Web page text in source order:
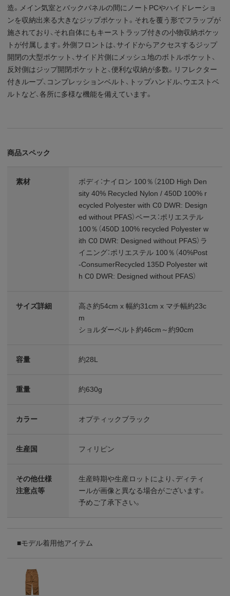
造。メイン気室とバックパネルの間にノートPCやハイドレーショ
ンを収納出来る大きなジップポケット。それを覆う形でフラップが
施されており、それ自体にもキーストラップ付きの小物収納ポケッ
トが付属します。外側フロントは、サイドからアクセスするジップ
開閉の大型ポケット、サイド片側にメッシュ地のボトルポケット、
反対側はジップ開閉ポケットと、便利な収納が多数。リフレクター
付きループ、コンプレッションベルト、トップハンドル、ウエストベ
ルトなど、各所に多様な機能を備えています。
商品スペック
素材
ボディ：ナイロン 100％（210D High Den
sity 40% Recycled Nylon / 450D 100% r
ecycled Polyester with C0 DWR: Design
ed without PFAS）ベース：ポリエステル
100％（450D 100% recycled Polyester w
ith C0 DWR: Designed without PFAS）ラ
イニング：ポリエステル 100％（40%Post
-ConsumerRecycled 135D Polyester wit
h C0 DWR: Designed without PFAS）
サイズ詳細
高さ約54cm x 幅約31cm x マチ幅約23c
m
ショルダーベルト約46cm～約90cm
容量 約28L
重量 約630g
カラー オプティックブラック
生産国 フィリピン
その他仕様
注意点等
生産時期や生産ロットにより、ディティ
ールが画像と異なる場合がございます。
予めご了承下さい。
■モデル着用他アイテム